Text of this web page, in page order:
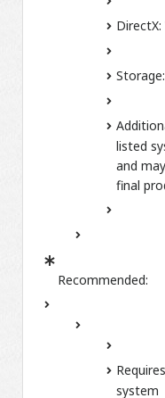
DirectX:
Storage:
listed
and
final
Recommended:
system